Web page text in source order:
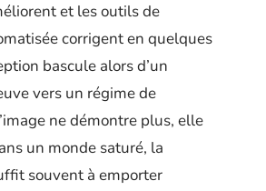
et les outils de
corrigent en quelques
bascule alors d’un
vers un régime de
ne démontre plus, elle
un monde saturé, la
souvent à emporter